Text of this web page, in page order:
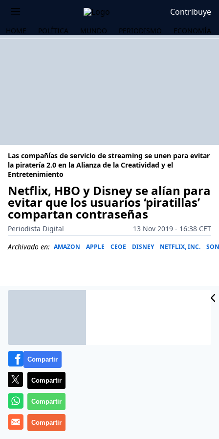
Contribuye
HOME POLÍTICA MUNDO PERIODISMO ECONOMÍA
Las compañías de servicio de streaming se unen para evitar
la piratería 2.0 en la Alianza de la Creatividad y el
Entretenimiento
Netflix, HBO y Disney se alían para
evitar que los usuarios ‘piratillas’
compartan contraseñas
Periodista Digital
13 Nov 2019 - 16:38 CET
Archivado en: AMAZON APPLE CEOE DISNEY NETFLIX, INC.
Más información
Compartir
Compartir
Compartir
Compartir